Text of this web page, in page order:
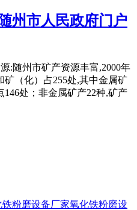
州市人民政府门户
:随州市矿产资源丰富,2000年
矿（化）占255处,其中金属矿
146处；非金属矿产22种,矿产
粉磨设备厂家氧化铁粉磨设